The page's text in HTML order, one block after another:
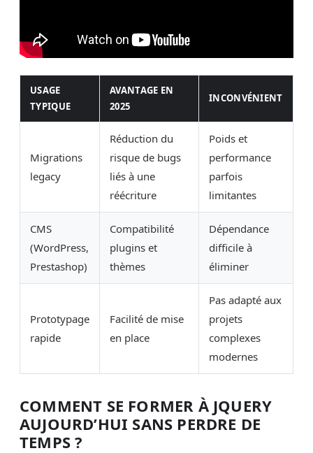
USAGE
TYPIQUE
AVANTAGE EN
2025
INCONVÉNIENT
Migrations
legacy
Réduction du
risque de bugs
liés à une
réécriture
Poids et
performance
parfois
limitantes
CMS
(WordPress,
Prestashop)
Compatibilité
plugins et
thèmes
Dépendance
difficile à
éliminer
Prototypage
rapide
Facilité de mise
en place
Pas adapté aux
projets
complexes
modernes
COMMENT SE FORMER À JQUERY
AUJOURD’HUI SANS PERDRE DE
TEMPS ?